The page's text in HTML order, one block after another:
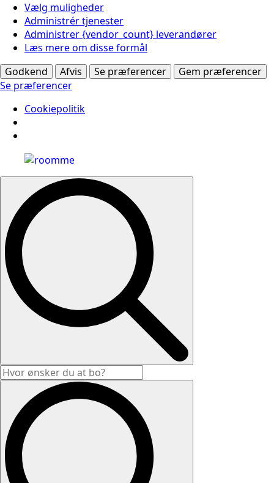
Vælg muligheder
Administrér tjenester
Administrer {vendor_count} leverandører
Læs mere om disse formål
Godkend
Afvis Se præferencer
Gem præferencer
Se præferencer
Cookiepolitik
Search